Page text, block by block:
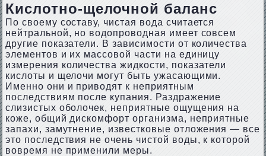
Кислотно-щелочной баланс
По своему составу, чистая вода считается
нейтральной, но водопроводная имеет совсем
другие показатели. В зависимости от количества
элементов и их массовой части на единицу
измерения количества жидкости, показатели
кислоты и щелочи могут быть ужасающими.
Именно они и приводят к неприятным
последствиям после купания. Раздражение
слизистых оболочек, неприятные ощущения на
коже, общий дискомфорт организма, неприятные
запахи, замутнение, известковые отложения — все
это последствия не очень чистой воды, к которой
вовремя не применили меры.